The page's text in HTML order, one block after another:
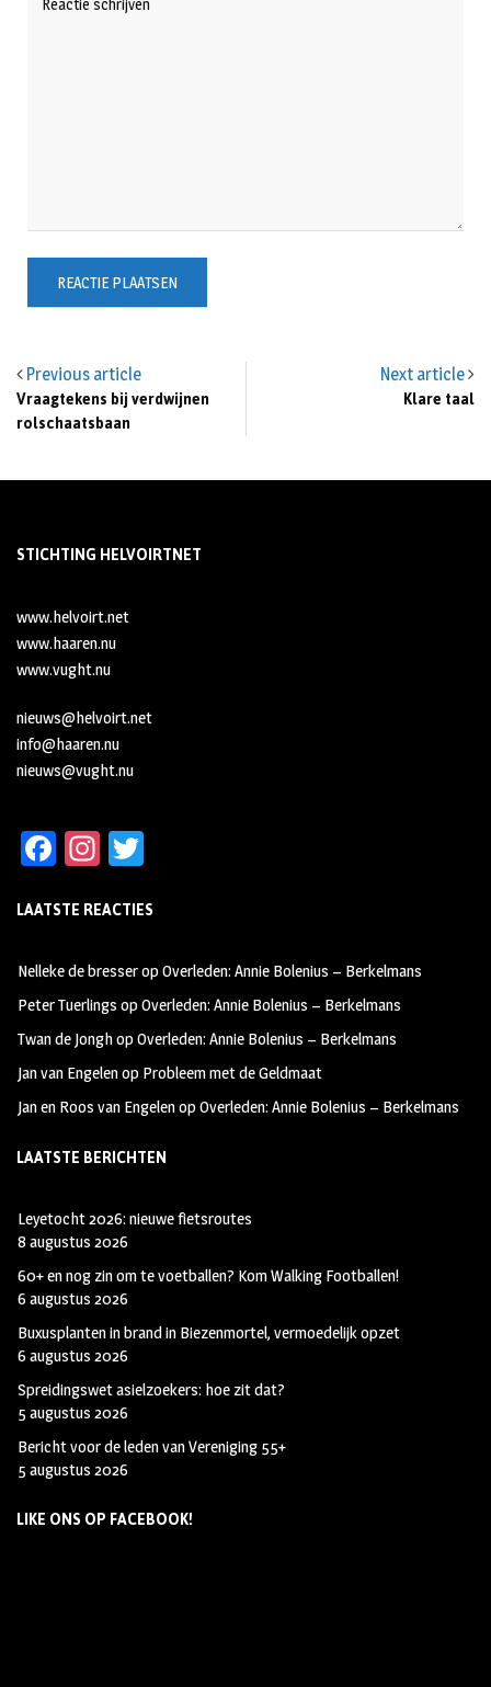
Previous article
Vraagtekens bij verdwijnen
rolschaatsbaan
Next article
Klare taal
STICHTING HELVOIRTNET
www.helvoirt.net
www.haaren.nu
www.vught.nu
nieuws@helvoirt.net
info@haaren.nu
nieuws@vught.nu
Fa
b
oo
k
In
ag
m
tt
LAATSTE REACTIES
Nelleke de bresseropOverleden: Annie Bolenius – Berkelmans
Peter Tuerlings opOverleden: Annie Bolenius – Berkelmans
Twan de JonghopOverleden: Annie Bolenius – Berkelmans
Jan van Engelenop Probleem met de Geldmaat
Jan en Roos van EngelenopOverleden: Annie Bolenius – Berkelmans
LAATSTE BERICHTEN
Leyetocht 2026: nieuwe fietsroutes
8 augustus 2026
60+ en nog zin om te voetballen? Kom Walking Footballen!
6 augustus 2026
Buxusplanten in brand in Biezenmortel, vermoedelijk opzet
6 augustus 2026
Spreidingswet asielzoekers: hoe zit dat?
5 augustus 2026
Bericht voor de leden van Vereniging 55+
5 augustus 2026
LIKE ONS OP FACEBOOK!